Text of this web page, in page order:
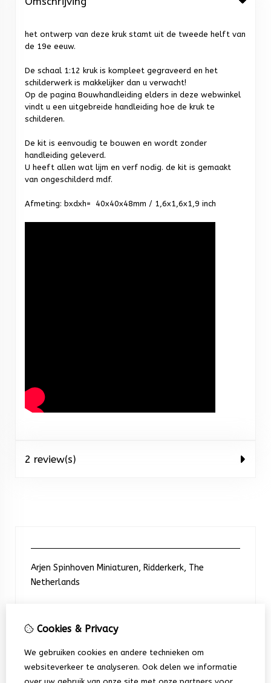
het ontwerp van deze kruk stamt uit de tweede helft van
de 19e eeuw.
De schaal 1:12 kruk is kompleet gegraveerd en het
schilderwerk is makkelijker dan u verwacht!
Op de pagina Bouwhandleiding elders in deze webwinkel
vindt u een uitgebreide handleiding hoe de kruk te
schilderen.
De kit is eenvoudig te bouwen en wordt zonder
handleiding geleverd.
U heeft allen wat lijm en verf nodig. de kit is gemaakt
van ongeschilderd mdf.
Afmeting: bxdxh= 40x40x48mm / 1,6x1,6x1,9 inch
2 review(s)
Arjen Spinhoven Miniaturen, Ridderkerk, The
Netherlands
Neem contact met ons op
+31 6 248 201 91
Cookies & Privacy
We gebruiken cookies en andere technieken om
websiteverkeer te analyseren. Ook delen we informatie